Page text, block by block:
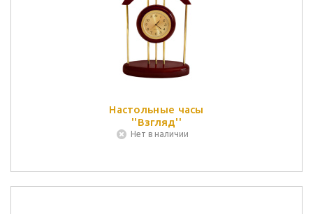
Настольные часы
''Взгляд''
Нет в наличии